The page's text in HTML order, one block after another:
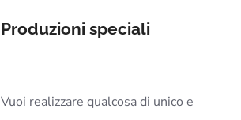
Produzioni speciali
Vuoi realizzare qualcosa di unico e